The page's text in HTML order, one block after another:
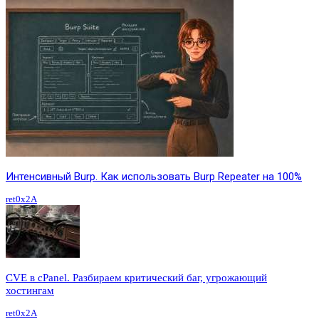
Интенсивный Burp. Как использовать Burp Repeater на 100%
ret0x2A
CVE в cPanel. Разбираем критический баг, угрожающий
хостингам
ret0x2A